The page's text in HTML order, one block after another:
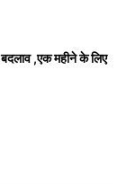
,एक महीने के लिए